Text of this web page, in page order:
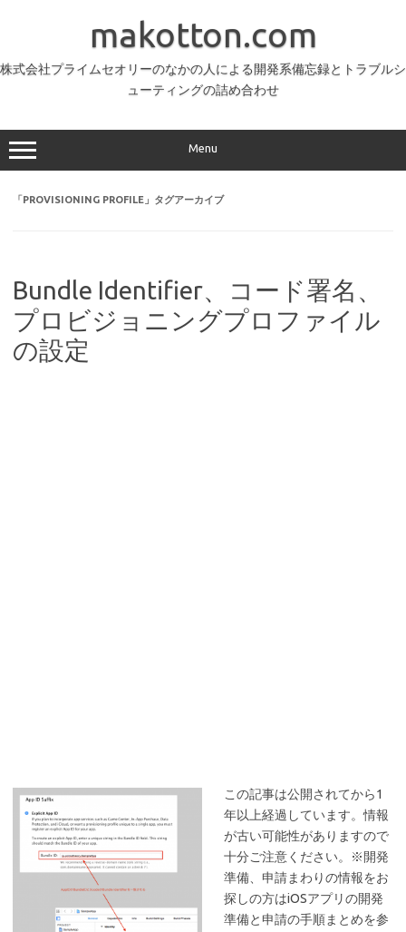
へ
makotton.com
株式会社プライムセオリーのなかの人による開発系備忘録とトラブルシ
ューティングの詰め合わせ
Menu
「PROVISIONING PROFILE 」タグアーカイブ
Bundle Identifier、コード署名、
プロビジョニングプロファイル
の設定
この記事は公開されてから1
年以上経過しています。情報
が古い可能性がありますので
十分ご注意ください。※開発
準備、申請まわりの情報をお
探しの方はiOSアプリの開発
準備と申請の手順まとめを参